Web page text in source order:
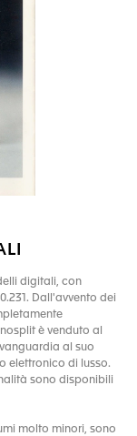
digitali, con
Dall'avvento dei
è venduto al
al suo
elettronico di lusso.
sono disponibili
molto minori, sono